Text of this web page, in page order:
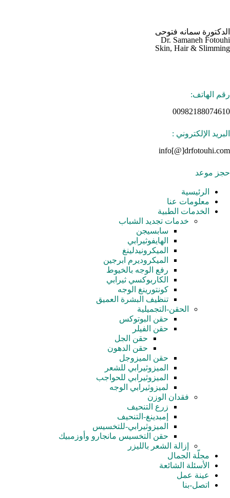
الدكتورة سمانه فتوحی
Dr. Samaneh Fotouhi
Skin, Hair & Slimming
رقم الهاتف:
00982188074610
البريد الإلكتروني :
info[@]drfotouhi.com
حجز موعد
الرئيسية
معلومات عنا
الخدمات الطبية
خدمات تجدید الشباب
سابسيجن
الهايفوثيرابي
الميكرونيدلينغ
الميكروديرم ابرجين
رفع الوجه بالخيوط
الكاربوكسي ثيرابي
كونتورينغ الوجه
تنظيف البشرة العميق
الحقن-التجميلية
حقن البوتوكس
حقن الفيلر
حقن الجل
حقن الدهون
حقن الميزوجل
الميزوثيرابي للشعر
الميزوثيرابي للحواجب
لميزوثيرابي الوجه
فقدان الوزن
زرع التنحيف
إمبدينغ-التنحيف
الميزوثيرابي-للتخسيس
حقن التخسيس مانجارو وأوزمبيك
إزالة الشعر بالليزر
مجلّة الجمال
الأسئلة الشائعة
عينة عمل
اتصل-بنا